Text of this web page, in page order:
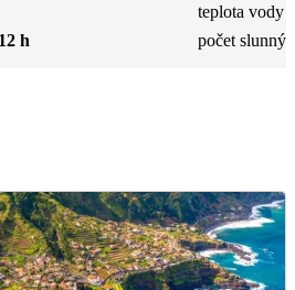
12 h
teplota vody
počet